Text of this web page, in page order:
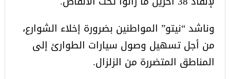
وناشد “نيتو” المواطنين بضرورة إخلاء الشوارع،
من أجل تسهيل وصول سيارات الطوارئ إلى
المناطق المتضررة من الزلزال.